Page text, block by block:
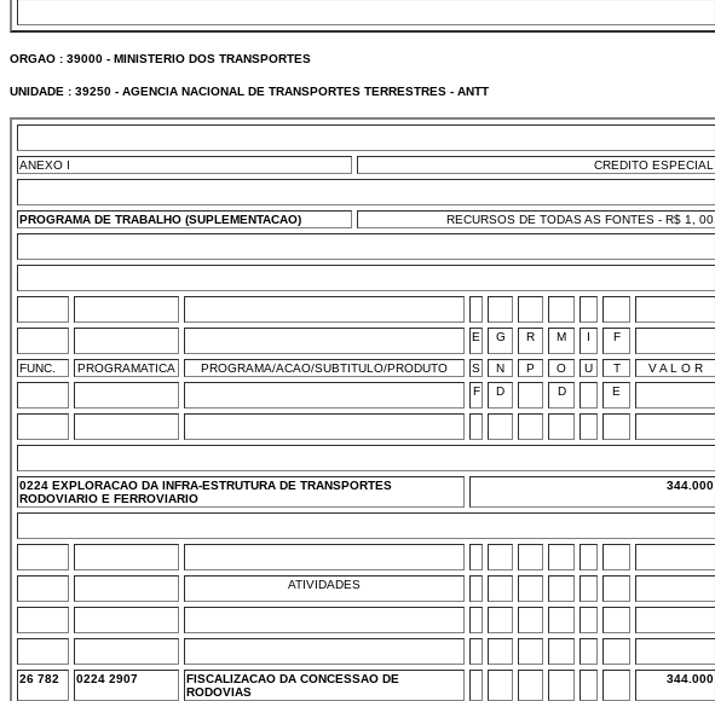
ORGAO : 39000 - MINISTERIO DOS TRANSPORTES
UNIDADE : 39250 - AGENCIA NACIONAL DE TRANSPORTES TERRESTRES - ANTT
ANEXO I CREDITO ESPECIAL
PROGRAMA DE TRABALHO (SUPLEMENTACAO) RECURSOS DE TODAS AS FONTES - R$ 1, 00
E G R M I F
FUNC. PROGRAMATICA PROGRAMA/ACAO/SUBTITULO/PRODUTO S N P O U T
V A L O R
F
D D E
0224 EXPLORACAO DA INFRA-ESTRUTURA DE TRANSPORTES
RODOVIARIO E FERROVIARIO
344.000
ATIVIDADES
26 782 0224 2907
FISCALIZACAO DA CONCESSAO DE
RODOVIAS
344.000